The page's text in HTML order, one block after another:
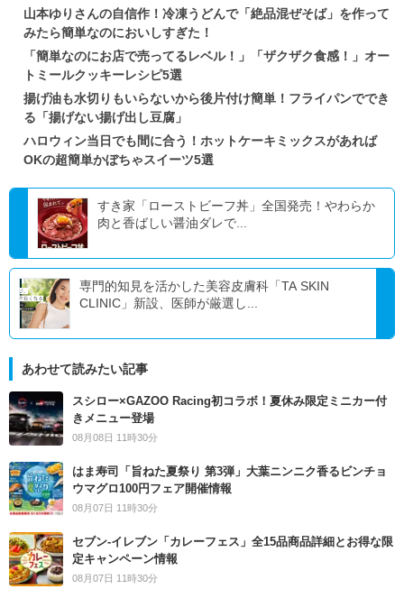
山本ゆりさんの自信作！冷凍うどんで「絶品混ぜそば」を作って
みたら簡単なのにおいしすぎた！
「簡単なのにお店で売ってるレベル！」「ザクザク食感！」オー
トミールクッキーレシピ5選
揚げ油も水切りもいらないから後片付け簡単！フライパンででき
る「揚げない揚げ出し豆腐」
ハロウィン当日でも間に合う！ホットケーキミックスがあれば
OKの超簡単かぼちゃスイーツ5選
すき家「ローストビーフ丼」全国発売！やわらか
肉と香ばしい醤油ダレで...
専門的知見を活かした美容皮膚科「TA SKIN
CLINIC」新設、医師が厳選し...
あわせて読みたい記事
スシロー×GAZOO Racing初コラボ！夏休み限定ミニカー付
きメニュー登場
08月08日 11時30分
はま寿司「旨ねた夏祭り 第3弾」大葉ニンニク香るビンチョ
ウマグロ100円フェア開催情報
08月07日 11時30分
セブン‐イレブン「カレーフェス」全15品商品詳細とお得な限
定キャンペーン情報
08月07日 11時30分